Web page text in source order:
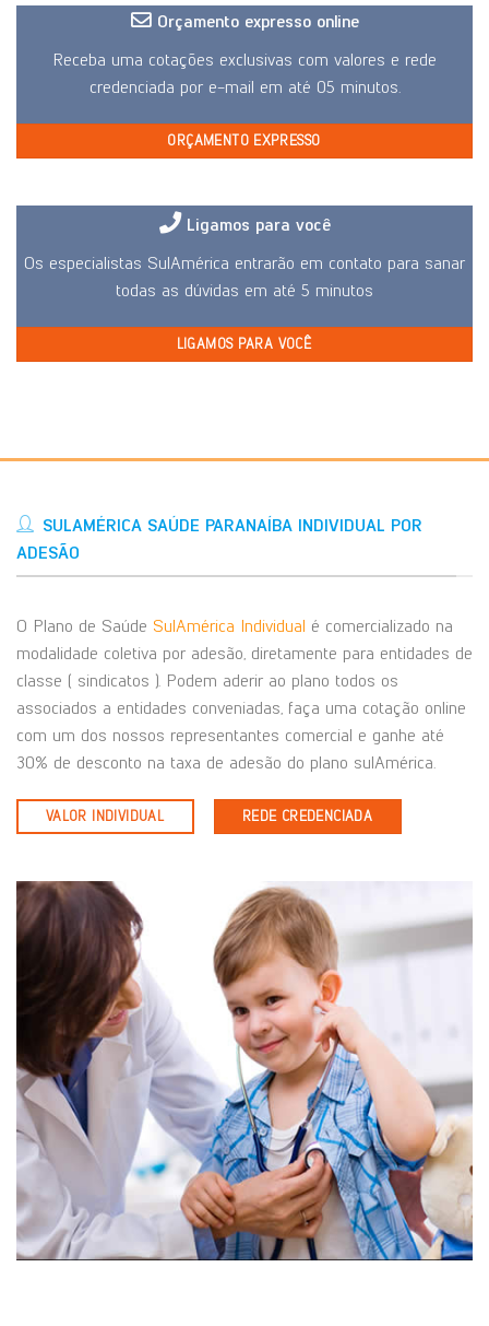
Orçamento expresso online
Receba uma cotações exclusivas com valores e rede
credenciada por e-mail em até 05 minutos.
ORÇAMENTO EXPRESSO
Ligamos para você
Os especialistas SulAmérica entrarão em contato para sanar
todas as dúvidas em até 5 minutos
LIGAMOS PARA VOCÊ
SULAMÉRICA SAÚDE PARANAÍBA INDIVIDUAL POR
ADESÃO
O Plano de Saúde SulAmérica Individual é comercializado na
modalidade coletiva por adesão, diretamente para entidades de
classe ( sindicatos ). Podem aderir ao plano todos os
associados a entidades conveniadas, faça uma cotação online
com um dos nossos representantes comercial e ganhe até
30% de desconto na taxa de adesão do plano sulAmérica.
VALOR INDIVIDUAL REDE CREDENCIADA